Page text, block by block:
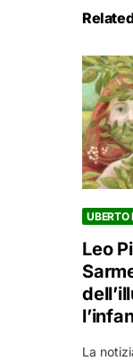
UBERTO
Leo
La